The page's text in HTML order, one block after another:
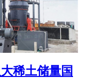
稀土储量国